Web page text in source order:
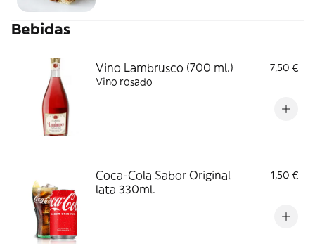
Bebidas
Vino Lambrusco (700 ml.)
7,50 €
Vino rosado
Coca-Cola Sabor Original
lata 330ml.
1,50 €